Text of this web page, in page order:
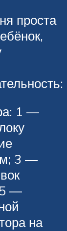
проста
1 —
3 —
5 —
на